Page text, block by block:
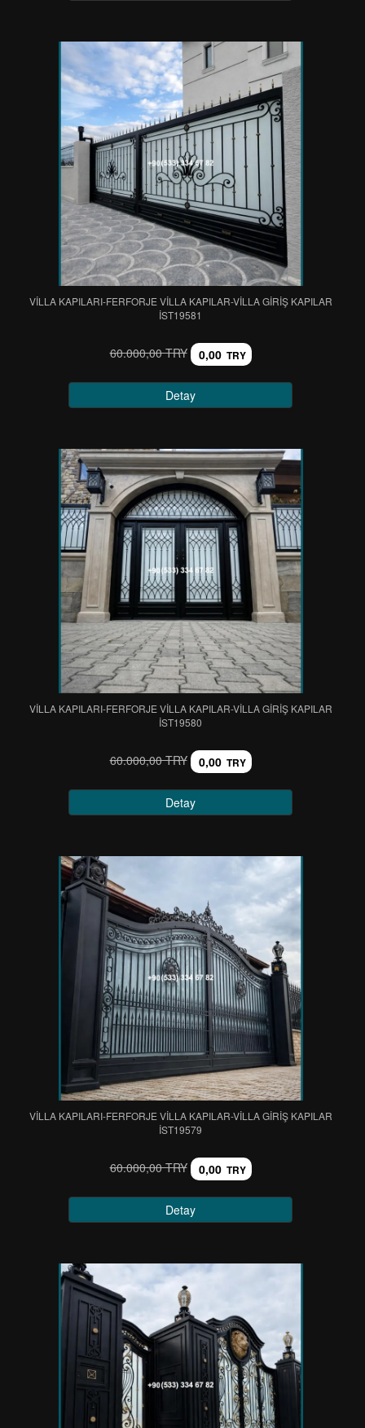
VİLLA KAPILARI-FERFORJE VİLLA KAPILAR-VİLLA GİRİŞ KAPILAR
IST19581
60.000,00 TRY 0,00 TRY
Detay
VİLLA KAPILARI-FERFORJE VİLLA KAPILAR-VİLLA GİRİŞ KAPILAR
IST19580
60.000,00 TRY 0,00 TRY
Detay
VİLLA KAPILARI-FERFORJE VİLLA KAPILAR-VİLLA GİRİŞ KAPILAR
IST19579
60.000,00 TRY 0,00 TRY
Detay